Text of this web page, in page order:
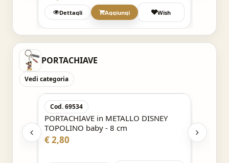
Dettagli Aggiungi Wish
PORTACHIAVE
Vedi categoria
Cod. 69534
PORTACHIAVE in METALLO DISNEY
TOPOLINO baby - 8 cm
€ 2,80 € 2,80